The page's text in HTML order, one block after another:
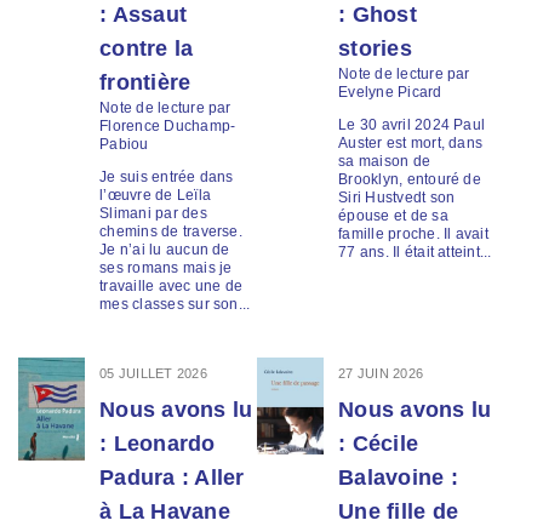
: Assaut
contre la
frontière
Note de lecture par
Florence Duchamp-
Pabiou
Je suis entrée dans
l’œuvre de Leïla
Slimani par des
chemins de traverse.
Je n’ai lu aucun de
ses romans mais je
travaille avec une de
mes classes sur son...
: Ghost
stories
Note de lecture par
Evelyne Picard
Le 30 avril 2024 Paul
Auster est mort, dans
sa maison de
Brooklyn, entouré de
Siri Hustvedt son
épouse et de sa
famille proche. Il avait
77 ans. Il était atteint...
05 JUILLET 2026
Nous avons lu
: Leonardo
Padura : Aller
à La Havane
27 JUIN 2026
Nous avons lu
: Cécile
Balavoine :
Une fille de